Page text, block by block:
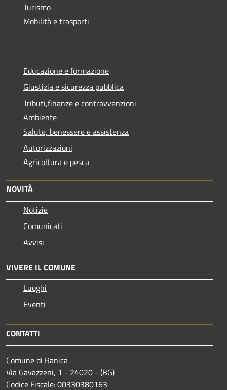
Turismo
Mobilità e trasporti
Educazione e formazione
Giustizia e sicurezza pubblica
Tributi,finanze e contravvenzioni
Ambiente
Salute, benessere e assistenza
Autorizzazioni
Agricoltura e pesca
NOVITÀ
Notizie
Comunicati
Avvisi
VIVERE IL COMUNE
Luoghi
Eventi
CONTATTI
Comune di Ranica
Via Gavazzeni, 1 - 24020 - (BG)
Codice Fiscale: 00330380163